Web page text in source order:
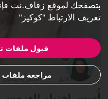
• الشعر والمكياج
بتصفحك لموقع زفاف.نت
تعريف الارتباط "كوكيز"
قبول ملفات
مراجعة ملفات
1